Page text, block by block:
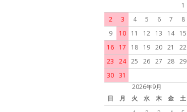
1
2
3 4 5 6 7
8
9
10 11 12 13 14
15
16
17 18 19 20 21
22
23
24 25 26 27 28 29
30 31
2026年9月
日
月 火 水 木 金
土